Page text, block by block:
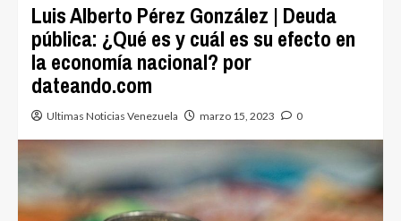
Luis Alberto Pérez González | Deuda
pública: ¿Qué es y cuál es su efecto en
la economía nacional? por
dateando.com
Ultimas Noticias Venezuela marzo 15, 2023 0